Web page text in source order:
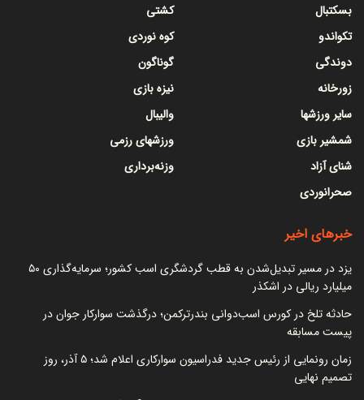
بسکتبال
تکواندو
دوندگی
زورخانه
سایر ورزشها
شمشیر بازی
شنای آزاد
صحرانوردی
کشتی
کوه نوردی
گوناگون
نیزه بازی
والیبال
ورزشهای رزمی
وزنه‌برداری
خبرهای اخیر
یزد در مسیر تبدیل‌شدن به قطب گردشگری اسب کشور؛ سرمایه‌گذاری ۵۰
میلیارد ریالی در اشکذر
حادثه تلخ در کورس اسب‌دوانی بندرترکمن؛ درگذشت سوارکار جوان در
پیست مسابقه
زمان رونمایی از رئیس جدید فدراسیون سوارکاری اعلام شد؛ ۵ آذر، روز
تصمیم نهایی